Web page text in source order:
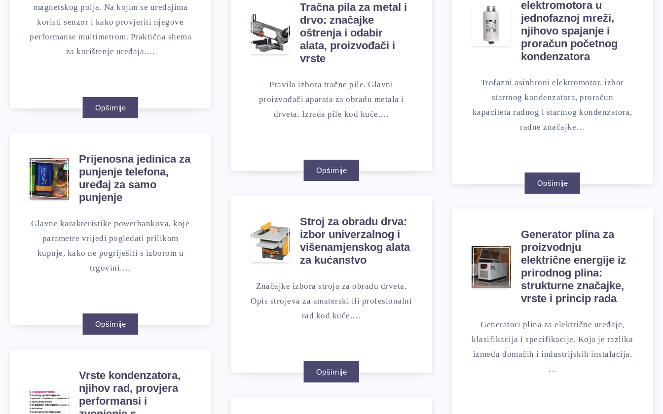
magnetskog polja. Na kojim se uređajima
koristi senzor i kako provjeriti njegove
performanse multimetrom. Praktična shema
za korištenje uređaja.…
Opširnije
Tračna pila za metal i
drvo: značajke
oštrenja i odabir
alata, proizvođači i
vrste
Pravila izbora tračne pile. Glavni
proizvođači aparata za obradu metala i
drveta. Izrada pile kod kuće.…
Opširnije
elektromotora u
jednofaznoj mreži,
njihovo spajanje i
proračun početnog
kondenzatora
Trofazni asinhroni elektromotor, izbor
startnog kondenzatora, proračun
kapaciteta radnog i startnog kondenzatora,
radne značajke…
Opširnije
Prijenosna jedinica za
punjenje telefona,
uređaj za samo
punjenje
Glavne karakteristike powerbankova, koje
parametre vrijedi pogledati prilikom
kupnje, kako ne pogriješiti s izborom u
trgovini.…
Opširnije
Stroj za obradu drva:
izbor univerzalnog i
višenamjenskog alata
za kućanstvo
Značajke izbora stroja za obradu drveta.
Opis strojeva za amaterski ili profesionalni
rad kod kuće.…
Opširnije
Generator plina za
proizvodnju
električne energije iz
prirodnog plina:
strukturne značajke,
vrste i princip rada
Generatori plina za električne uređaje,
klasifikacija i specifikacije. Koja je razlika
između domaćih i industrijskih instalacija.
…
Vrste kondenzatora,
njihov rad, provjera
performansi i